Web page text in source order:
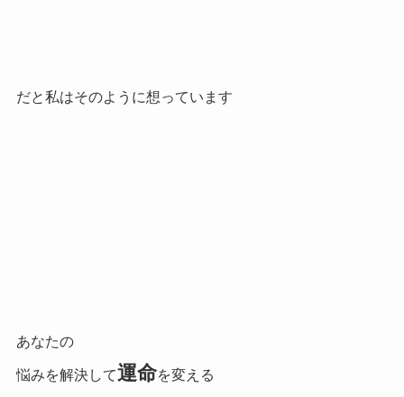
だと私はそのように想っています
あなたの
悩みを解決して運命を変える